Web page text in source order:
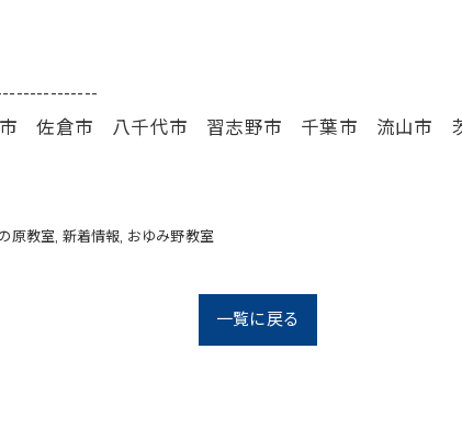
佐倉市 八千代市 習志野市 千葉市 流山市 茨
原教室 新着情報 おゆみ野教室
一覧に戻る